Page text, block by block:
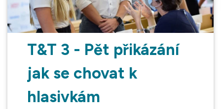
T&T 3 - Pět přikázání
jak se chovat k
hlasivkám